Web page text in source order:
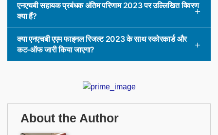
एनएचबी सहायक प्रबंधक अंतिम परिणाम 2023 पर उल्लिखित विवरण
क्या हैं?
क्या एनएचबी एएम फाइनल रिजल्ट 2023 के साथ स्कोरकार्ड और
कट-ऑफ जारी किया जाएगा?
About the Author